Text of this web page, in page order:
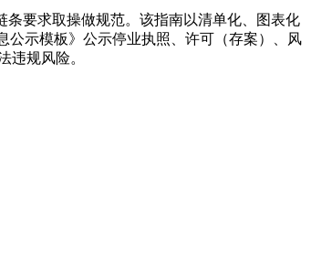
要求取操做规范。该指南以清单化、图表化
公示模板》公示停业执照、许可（存案）、风
违规风险。